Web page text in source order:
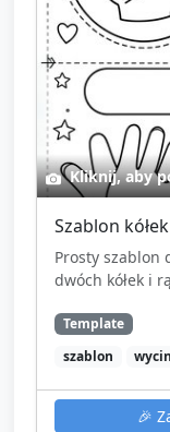
Kliknij, aby
Szablon
Prosty szablon
dwóch kółek i
Template
szablon
🎉